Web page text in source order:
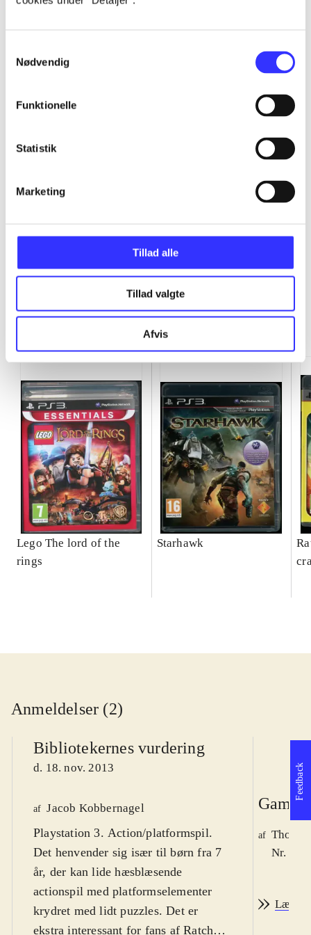
Nødvendig
Funktionelle
Statistik
Marketing
Tillad alle
Tillad valgte
Afvis
Minder om
Lego The lord of the
rings
Starhawk
Anmeldelser (2)
Bibliotekernes vurdering
d. 18. nov. 2013
af Jacob Kobbernagel
Playstation 3. Action/platformspil.
Det henvender sig især til børn fra 7
år, der kan lide hæsblæsende
actionspil med platformselementer
krydret med lidt puzzles. Det er
ekstra interessant for fans af Ratchet
Game
af
Nr.
Læs
Feedback